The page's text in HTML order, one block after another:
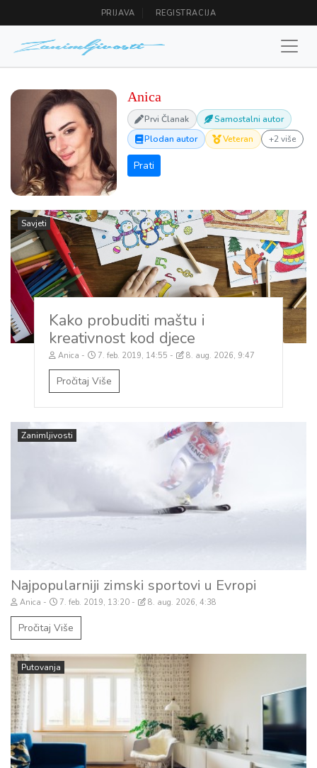
PRIJAVA REGISTRACIJA
Anica
Prvi Članak
Samostalni autor
Plodan autor
Veteran +2 više
Savjeti
Kako probuditi maštu i
kreativnost kod djece
Anica 7. feb. 2019, 14:55 8. aug. 2026, 9:47
Pročitaj Više
Zanimljivosti
Najpopularniji zimski sportovi u Evropi
Anica 7. feb. 2019, 13:20 8. aug. 2026, 4:38
Pročitaj Više
Putovanja